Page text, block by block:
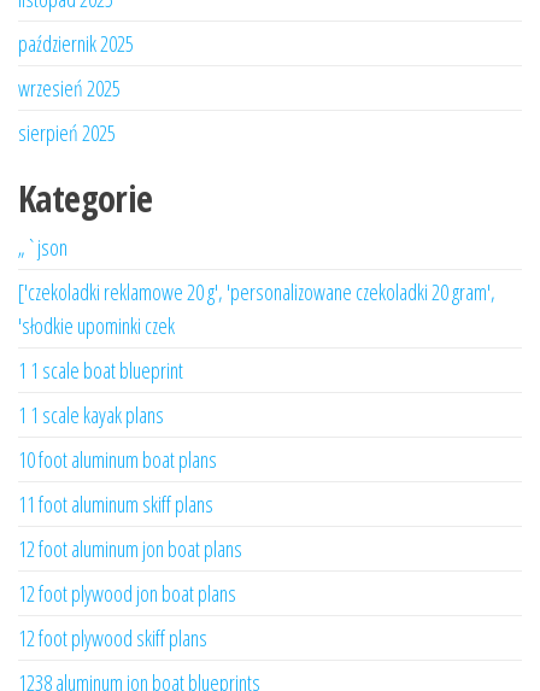
październik 2025
wrzesień 2025
sierpień 2025
Kategorie
„`json
['czekoladki reklamowe 20 g', 'personalizowane czekoladki 20 gram',
'słodkie upominki czek
1 1 scale boat blueprint
1 1 scale kayak plans
10 foot aluminum boat plans
11 foot aluminum skiff plans
12 foot aluminum jon boat plans
12 foot plywood jon boat plans
12 foot plywood skiff plans
1238 aluminum jon boat blueprints